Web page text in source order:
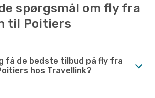
spørgsmål om fly fra
til Poitiers
få de bedste tilbud på fly fra
hos Travellink?